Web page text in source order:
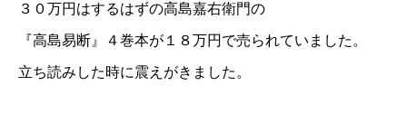
３０万円はするはずの高島嘉右衛門の
『高島易断』４巻本が１８万円で売られていました。
立ち読みした時に震えがきました。